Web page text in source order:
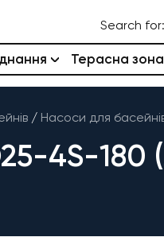
Search for:
Терасна зона
/ Насоси для
4S-